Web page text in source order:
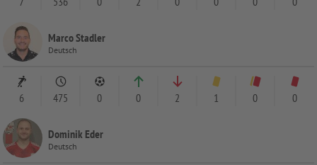
Marco Stadler
Deutsch
6 475 0 0 2 1 0 0
Dominik Eder
Deutsch